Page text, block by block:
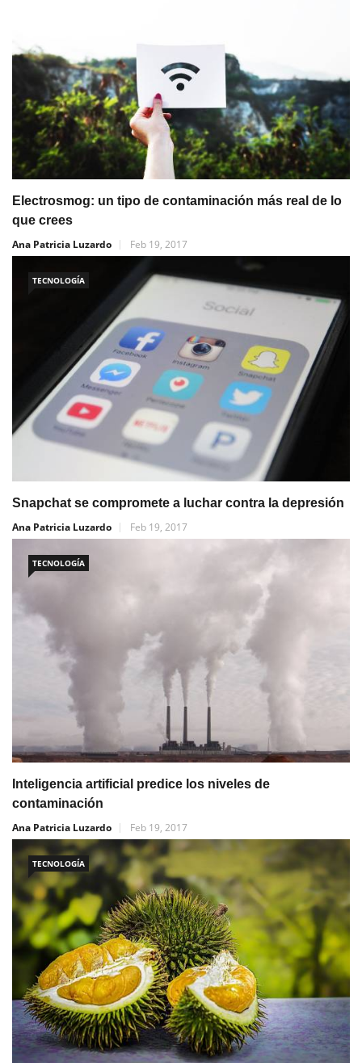
Electrosmog: un tipo de contaminación más real de lo
que crees
Ana Patricia Luzardo
Feb 19, 2017
TECNOLOGÍA
Snapchat se compromete a luchar contra la depresión
Ana Patricia Luzardo
Feb 19, 2017
TECNOLOGÍA
Inteligencia artificial predice los niveles de
contaminación
Ana Patricia Luzardo
Feb 19, 2017
TECNOLOGÍA